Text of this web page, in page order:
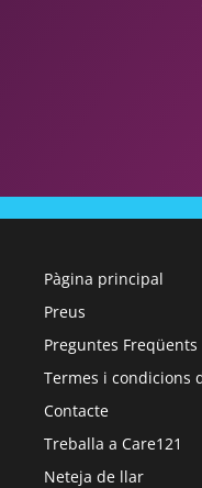
Pàgina principal
Preus
Preguntes Freqüents
Termes i condicions
Contacte
Treballa a Care121
Neteja de llar